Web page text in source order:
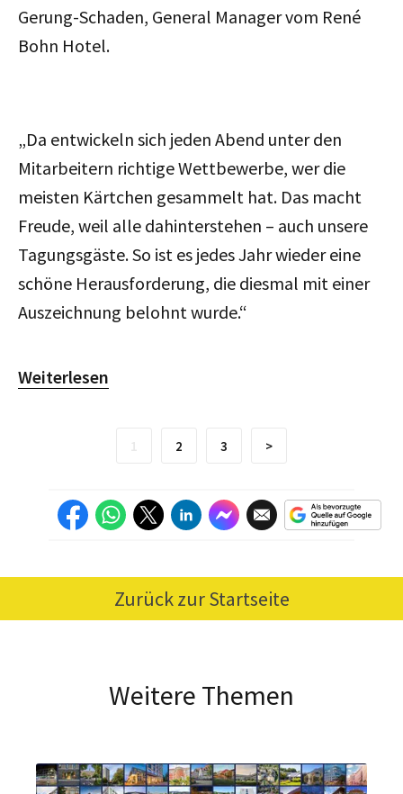
Gerung-Schaden, General Manager vom René
Bohn Hotel.
„Da entwickeln sich jeden Abend unter den
Mitarbeitern richtige Wettbewerbe, wer die
meisten Kärtchen gesammelt hat. Das macht
Freude, weil alle dahinterstehen – auch unsere
Tagungsgäste. So ist es jedes Jahr wieder eine
schöne Herausforderung, die diesmal mit einer
Auszeichnung belohnt wurde.“
Weiterlesen
2 3 >
Zurück zur Startseite
Weitere Themen